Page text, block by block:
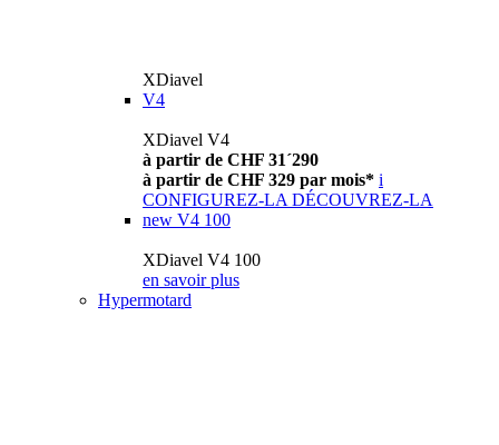
XDiavel
V4
XDiavel V4
à partir de CHF 31´290
à partir de CHF 329 par mois* i
CONFIGUREZ-LA DÉCOUVREZ-LA
new V4 100
XDiavel V4 100
en savoir plus
Hypermotard